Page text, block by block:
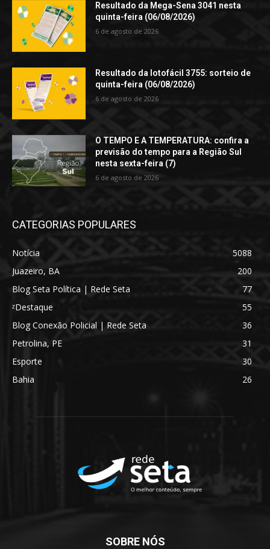
Resultado da Mega-Sena 3041 nesta
quinta-feira (06/08/2026)
6 de agosto de 2026
Resultado da lotofácil 3755: sorteio de
quinta-feira (06/08/2026)
6 de agosto de 2026
O TEMPO E A TEMPERATURA: confira a
previsão do tempo para a Região Sul
nesta sexta-feira (7)
6 de agosto de 2026
CATEGORIAS POPULARES
Notícia
5088
Juazeiro, BA
200
Blog Seta Política | Rede Seta
77
ᶻDestaque
55
Blog Conexão Policial | Rede Seta
36
Petrolina, PE
31
Esporte
30
Bahia
26
SOBRE NÓS